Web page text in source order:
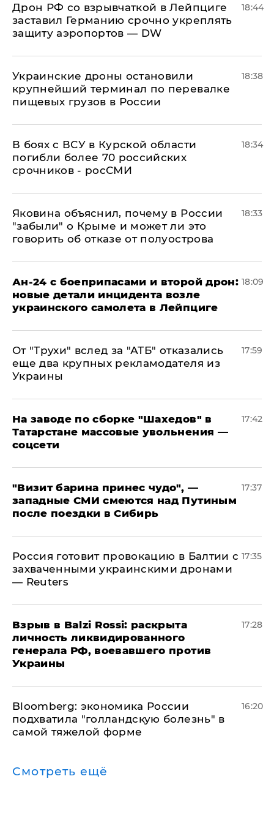
​Дрон РФ со взрывчаткой в Лейпциге
заставил Германию срочно укреплять
защиту аэропортов — DW
18:44
Украинские дроны остановили
крупнейший терминал по перевалке
пищевых грузов в России
18:38
В боях с ВСУ в Курской области
погибли более 70 российских
срочников - росСМИ
18:34
Яковина объяснил, почему в России
"забыли" о Крыме и может ли это
говорить об отказе от полуострова
18:33
Ан-24 с боеприпасами и второй дрон:
новые детали инцидента возле
украинского самолета в Лейпциге
18:09
От "Трухи" вслед за "АТБ" отказались
еще два крупных рекламодателя из
Украины
17:59
На заводе по сборке "Шахедов" в
Татарстане массовые увольнения —
соцсети
17:42
"Визит барина принес чудо", —
западные СМИ смеются над Путиным
после поездки в Сибирь
17:37
​Россия готовит провокацию в Балтии с
захваченными украинскими дронами
— Reuters
17:35
​Взрыв в Balzi Rossi: раскрыта
личность ликвидированного
генерала РФ, воевавшего против
Украины
17:28
Bloomberg: экономика России
подхватила "голландскую болезнь" в
самой тяжелой форме
16:20
Смотреть ещё